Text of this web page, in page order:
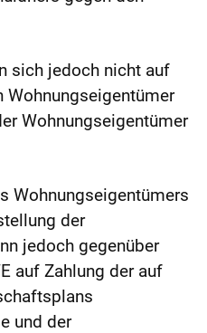
sich jedoch nicht auf
Wohnungseigentümer
Wohnungseigentümer
Wohnungseigentümers
der
jedoch gegenüber
auf Zahlung der auf
und der